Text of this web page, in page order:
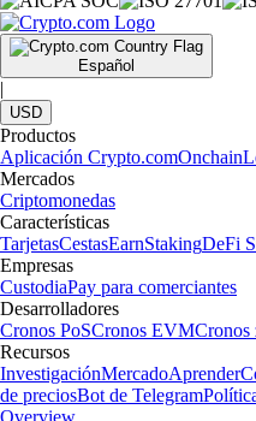
Español
|
USD
Productos
Aplicación Crypto.comOnchain
Mercados
Criptomonedas
Características
TarjetasCestasEarnStakingDeFi
Empresas
CustodiaPay para comerciantes
Desarrolladores
Cronos PoSCronos EVM
Recursos
InvestigaciónMercadoAprender
de preciosBot de Telegram
Overview